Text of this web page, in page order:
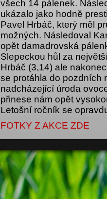
všech 14 pálenek.
ukázalo jako hodně
Pavel Hrbáč, který měl
možných. Následoval
opět damadrovská
Slepeckou hůl za
Hrbáč (3,14) ale
se protáhla do pozdních
nadcházející úroda
přinese nám opět
Letošní ročník se
FOTKY Z AKCE ZDE